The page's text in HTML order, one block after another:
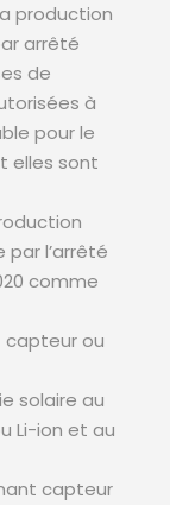
production
arrêté
de
à
pour le
elles sont
par l’arrêté
comme
capteur ou
solaire au
Li-ion et au
capteur